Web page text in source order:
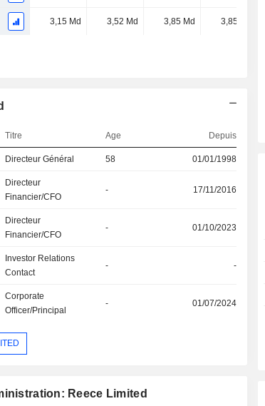
3,15 Md 3,52 Md 3,85 Md 3,85 Md
Titre Age Depuis
Directeur Général 58 01/01/1998
Directeur
Financier/CFO
- 17/11/2016
Directeur
Financier/CFO
- 01/10/2023
Investor Relations
Contact
- -
Corporate
Officer/Principal
- 01/07/2024
Reece Limited